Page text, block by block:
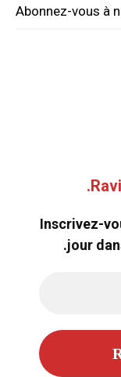
Abonnez-vous à
Inscrivez-
jour